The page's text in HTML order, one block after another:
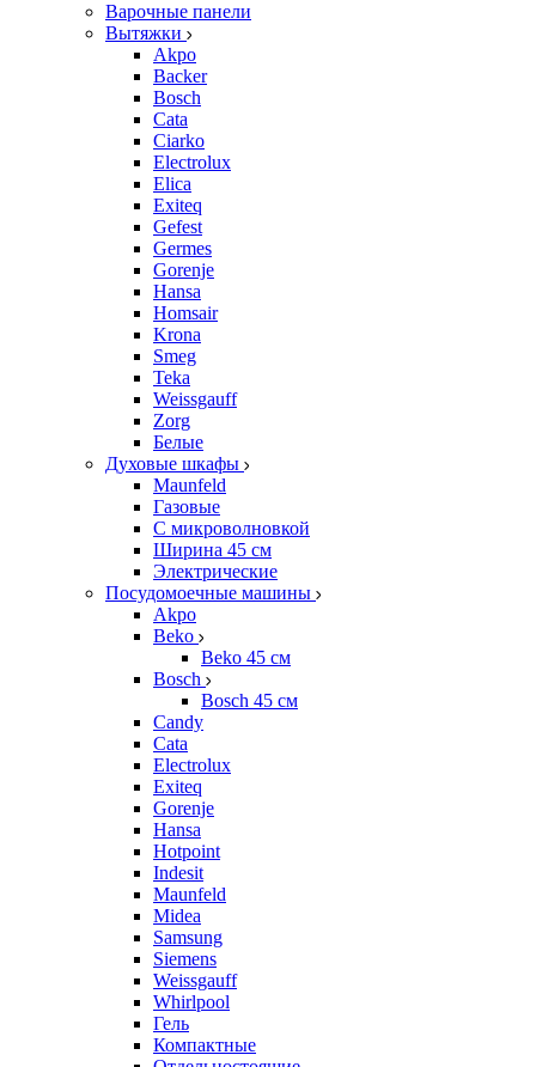
Варочные панели
Вытяжки
Akpo
Backer
Bosch
Cata
Ciarko
Electrolux
Elica
Exiteq
Gefest
Germes
Gorenje
Hansa
Homsair
Krona
Smeg
Teka
Weissgauff
Zorg
Белые
Духовые шкафы
Maunfeld
Газовые
С микроволновкой
Ширина 45 см
Электрические
Посудомоечные машины
Akpo
Beko
Beko 45 см
Bosch
Bosch 45 см
Candy
Cata
Electrolux
Exiteq
Gorenje
Hansa
Hotpoint
Indesit
Maunfeld
Midea
Samsung
Siemens
Weissgauff
Whirlpool
Гель
Компактные